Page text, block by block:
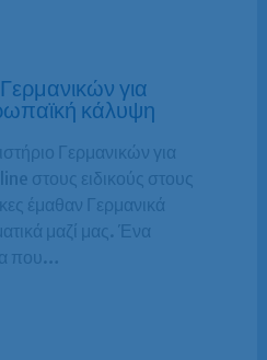
για
κάλυψη
Γερμανικών για
στους ειδικούς στους
έμαθαν Γερμανικά
μαζί μας. Ένα
που…